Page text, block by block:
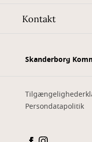
Kontakt
Skanderborg
Persondatapolitik